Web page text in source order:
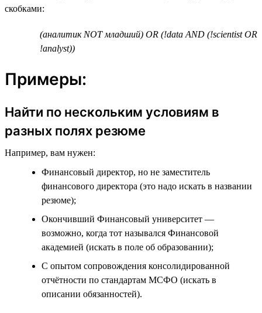
скобками:
(аналитик NOT младший) OR (!data AND (!scientist OR
!analyst))
Примеры:
Найти по нескольким условиям в
разных полях резюме
Например, вам нужен:
Финансовый директор, но не заместитель
финансового директора (это надо искать в названии
резюме);
Окончивший Финансовый университет —
возможно, когда тот назывался Финансовой
академией (искать в поле об образовании);
С опытом сопровождения консолидированной
отчётности по стандартам МСФО (искать в
описании обязанностей).